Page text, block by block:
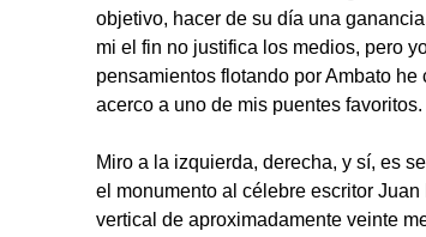
objetivo, hacer de su día una
mi el fin no justifica los medios, pero
pensamientos flotando por Ambato
acerco a uno de mis puentes favoritos.
Miro a la izquierda, derecha, y sí, es
el monumento al célebre escritor
vertical de aproximadamente veinte